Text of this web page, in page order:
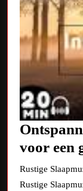
voor een
Rustige
Rustige